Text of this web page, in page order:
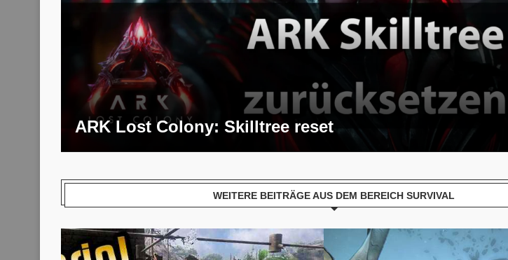
ARK Lost Colony: Skilltree reset
WEITERE BEITRÄGE AUS DEM BEREICH SURVIVAL